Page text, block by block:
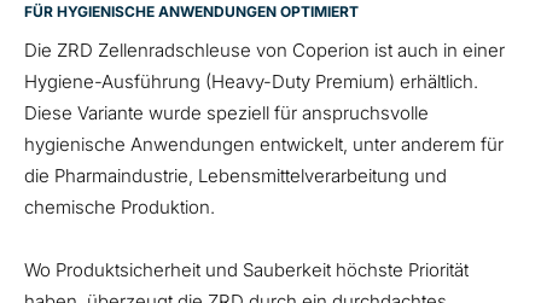
FÜR HYGIENISCHE ANWENDUNGEN OPTIMIERT
Die ZRD Zellenradschleuse von Coperion ist auch in einer
Hygiene-Ausführung (Heavy-Duty Premium) erhältlich.
Diese Variante wurde speziell für anspruchsvolle
hygienische Anwendungen entwickelt, unter anderem für
die Pharmaindustrie, Lebensmittelverarbeitung und
chemische Produktion.
Wo Produktsicherheit und Sauberkeit höchste Priorität